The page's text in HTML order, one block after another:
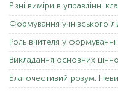
Різні виміри в управлінні
Формування учнівського
Роль вчителя у формуванні
Викладання основних
Благочестивий розум: